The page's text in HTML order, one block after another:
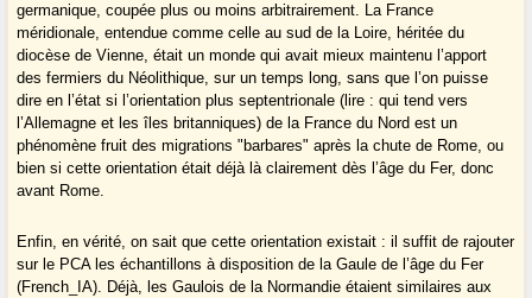
germanique, coupée plus ou moins arbitrairement. La France
méridionale, entendue comme celle au sud de la Loire, héritée du
diocèse de Vienne, était un monde qui avait mieux maintenu l’apport
des fermiers du Néolithique, sur un temps long, sans que l’on puisse
dire en l’état si l’orientation plus septentrionale (lire : qui tend vers
l’Allemagne et les îles britanniques) de la France du Nord est un
phénomène fruit des migrations "barbares" après la chute de Rome, ou
bien si cette orientation était déjà là clairement dès l’âge du Fer, donc
avant Rome.
Enfin, en vérité, on sait que cette orientation existait : il suffit de rajouter
sur le PCA les échantillons à disposition de la Gaule de l’âge du Fer
(French_IA). Déjà, les Gaulois de la Normandie étaient similaires aux